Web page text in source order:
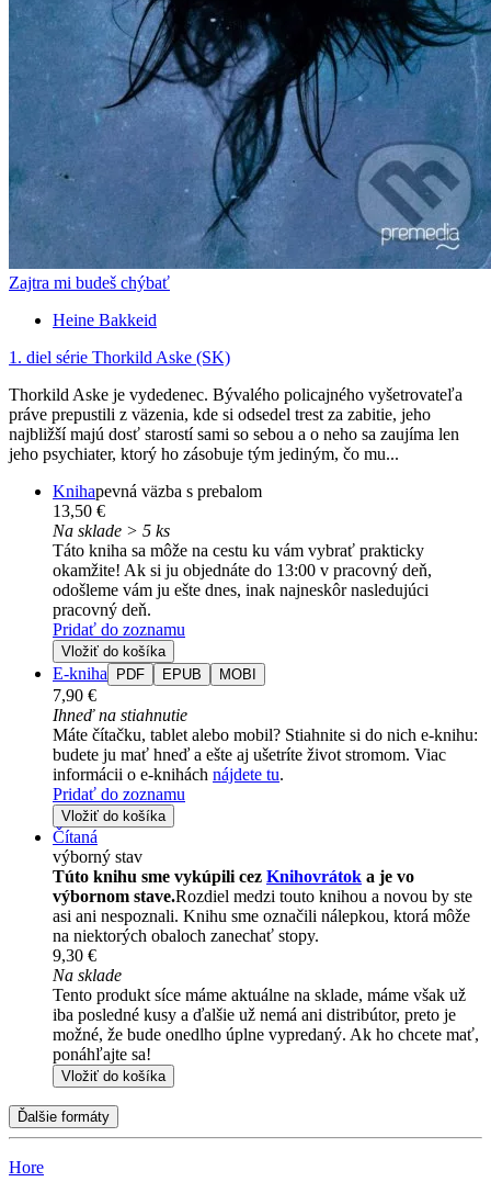
Zajtra mi budeš chýbať
Heine Bakkeid
1. diel série Thorkild Aske (SK)
Thorkild Aske je vydedenec. Bývalého policajného vyšetrovateľa
práve prepustili z väzenia, kde si odsedel trest za zabitie, jeho
najbližší majú dosť starostí sami so sebou a o neho sa zaujíma len
jeho psychiater, ktorý ho zásobuje tým jediným, čo mu...
Knihapevná väzba s prebalom
13,50 €
Na sklade > 5 ks
Táto kniha sa môže na cestu ku vám vybrať prakticky
okamžite! Ak si ju objednáte do 13:00 v pracovný deň,
odošleme vám ju ešte dnes, inak najneskôr nasledujúci
pracovný deň.
Pridať do zoznamu
Vložiť do košíka
E-kniha PDF EPUB MOBI
7,90 €
Ihneď na stiahnutie
Máte čítačku, tablet alebo mobil? Stiahnite si do nich e-knihu:
budete ju mať hneď a ešte aj ušetríte život stromom. Viac
informácii o e-knihách nájdete tu.
Pridať do zoznamu
Vložiť do košíka
Čítaná
výborný stav
Túto knihu sme vykúpili cez Knihovrátok a je vo
výbornom stave.Rozdiel medzi touto knihou a novou by ste
asi ani nespoznali. Knihu sme označili nálepkou, ktorá môže
na niektorých obaloch zanechať stopy.
9,30 €
Na sklade
Tento produkt síce máme aktuálne na sklade, máme však už
iba posledné kusy a ďalšie už nemá ani distribútor, preto je
možné, že bude onedlho úplne vypredaný. Ak ho chcete mať,
ponáhľajte sa!
Vložiť do košíka
Ďalšie formáty
Hore